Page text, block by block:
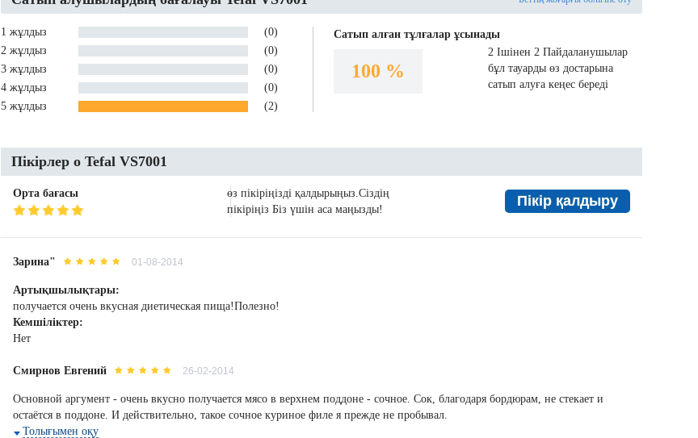
1 жұлдыз
(0)
2 жұлдыз
(0)
3 жұлдыз
(0)
4 жұлдыз
(0)
5 жұлдыз
(2)
Сатып алған тұлғалар ұсынады
100 %
2 Ішінен 2 Пайдаланушылар
бұл тауарды өз достарына
сатып алуға кеңес береді
Пікірлер о Tefal VS7001
Орта бағасы
өз пікіріңізді қалдырыңыз.Сіздің
пікіріңіз Біз үшін аса маңызды!
Пікір қалдыру
Зарина" 01-08-2014
Артықшылықтары:
получается очень вкусная диетическая пища!Полезно!
Кемшіліктер:
Нет
Смирнов Евгений 26-02-2014
Основной аргумент - очень вкусно получается мясо в верхнем поддоне - сочное. Сок, благодаря бордюрам, не стекает и
остаётся в поддоне. И действительно, такое сочное куриное филе я прежде не пробывал.
Толығымен оқу